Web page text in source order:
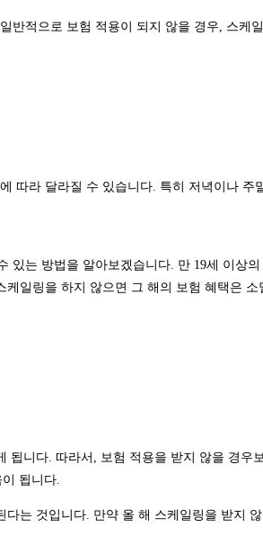
반적으로 보험 적용이 되지 않을 경우, 스
따라 달라질 수 있습니다. 특히 저녁이나
는 방법을 알아보겠습니다. 만 19세 이상
일링을 하지 않으면 그 해의 보험 혜택은 소
됩니다. 따라서, 보험 적용을 받지 않을 경
됩니다.
는 것입니다. 만약 올 해 스케일링을 받지